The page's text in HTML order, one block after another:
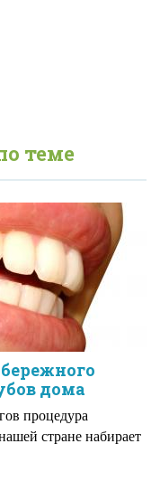
теме
дома
процедура
стране набирает